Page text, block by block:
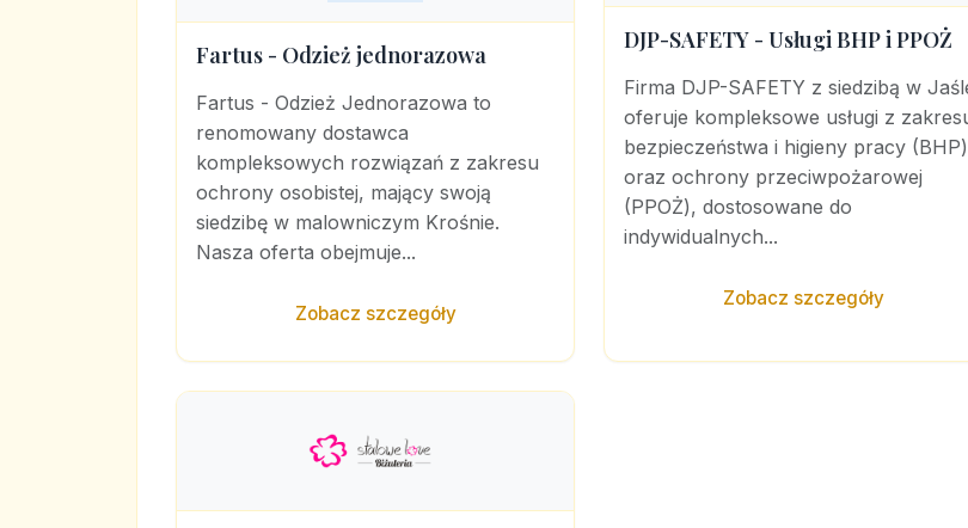
Fartus - Odzież jednorazowa
Fartus - Odzież Jednorazowa to
renomowany dostawca
kompleksowych rozwiązań z zakresu
ochrony osobistej, mający swoją
siedzibę w malowniczym Krośnie.
Nasza oferta obejmuje...
Zobacz szczegóły
DJP-SAFETY - Usługi BHP i PPOŻ
Firma DJP-SAFETY z siedzibą w
oferuje kompleksowe usługi z
bezpieczeństwa i higieny pracy (BHP)
oraz ochrony przeciwpożarowej
(PPOŻ), dostosowane do
indywidualnych...
Zobacz szczegóły